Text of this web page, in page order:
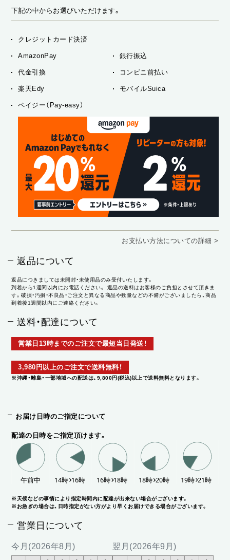
下記の中からお選びいただけます。
クレジットカード決済
AmazonPay 銀行振込
代金引換 コンビニ前払い
楽天Edy モバイルSuica
ペイジー（Pay-easy）
お支払い方法についての詳細 >
返品について
返品につきましては未開封・未使用品のみ受付いたします。
到着から1週間以内にお電話ください。 返品の送料はお客様のご負担とさせて頂きま
す。破損・汚損・不良品・ご注文と異なる商品や数量などの不備がございましたら、商品
到着後1週間以内にご連絡ください。
送料・配達について
営業日13時までのご注文で最短当日発送！
3,980円以上のご注文で送料無料！
※沖縄・離島・一部地域への配送は、9,800円(税込)以上で送料無料となります。
お届け日時のご指定について
配達の日時をご指定頂けます。
※天候などの事情により指定時間内に配達が出来ない場合がございます。
※お急ぎの場合は、日時指定がない方がより早くお届けできる場合がございます。
営業日について
今月(2026年8月) 翌月(2026年9月)